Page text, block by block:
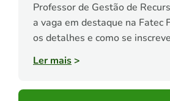
Professor de Gestão de
a vaga em destaque na Fatec
os detalhes e como se
Ler mais>